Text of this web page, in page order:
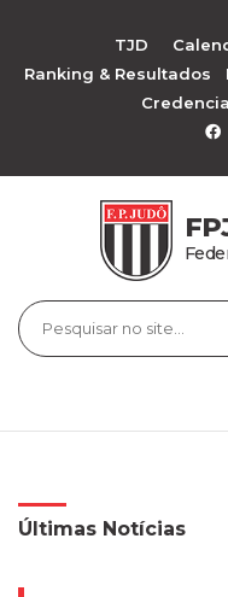
TJD
Ranking & Resultados
Últimas Notícias